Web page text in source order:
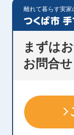
・取得し
目的以外
・情報が
・ご本人
しません。
・ご本人か
・公開さ
訂正や削
・個人情
適切・迅
離れて暮らす実家
まずは
お問合